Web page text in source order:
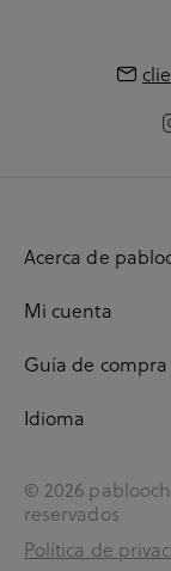
Acerca de
Mi cuenta
Guía de compra
Idioma
© 2026
reservados
Política de